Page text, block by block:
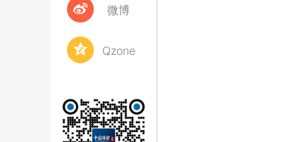
微博
Qzone